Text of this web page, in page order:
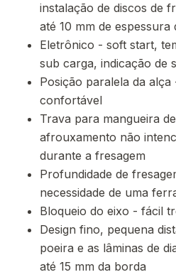
instalação de discos de
até 10 mm de espessura
Eletrônico - soft start,
sub carga, indicação de
Posição paralela da
confortável
Trava para mangueira
afrouxamento não
durante a fresagem
Profundidade de
necessidade de uma
Bloqueio do eixo - fácil
Design fino, pequena
poeira e as lâminas de
até 15 mm da borda